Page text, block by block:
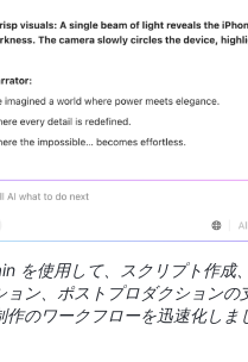
を使用して、スクリプト作成
ョン、ポストプロダクションの
作のワークフローを迅速化しま